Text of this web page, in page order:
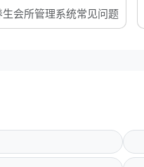
生会所管理系统常见问题